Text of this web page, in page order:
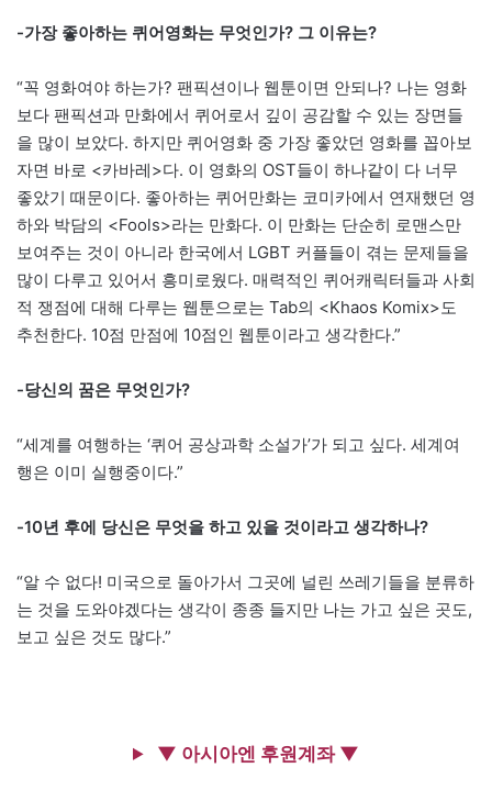
-가장 좋아하는 퀴어영화는 무엇인가? 그 이유는?
“꼭 영화여야 하는가? 팬픽션이나 웹툰이면 안되나? 나는 영화
보다 팬픽션과 만화에서 퀴어로서 깊이 공감할 수 있는 장면들
을 많이 보았다. 하지만 퀴어영화 중 가장 좋았던 영화를 꼽아보
자면 바로 <카바레>다. 이 영화의 OST들이 하나같이 다 너무
좋았기 때문이다. 좋아하는 퀴어만화는 코미카에서 연재했던 영
하와 박담의 <Fools>라는 만화다. 이 만화는 단순히 로맨스만
보여주는 것이 아니라 한국에서 LGBT 커플들이 겪는 문제들을
많이 다루고 있어서 흥미로웠다. 매력적인 퀴어캐릭터들과 사회
적 쟁점에 대해 다루는 웹툰으로는 Tab의 <Khaos Komix>도
추천한다. 10점 만점에 10점인 웹툰이라고 생각한다.”
-당신의 꿈은 무엇인가?
“세계를 여행하는 ‘퀴어 공상과학 소설가’가 되고 싶다. 세계여
행은 이미 실행중이다.”
-10년 후에 당신은 무엇을 하고 있을 것이라고 생각하나?
“알 수 없다! 미국으로 돌아가서 그곳에 널린 쓰레기들을 분류하
는 것을 도와야겠다는 생각이 종종 들지만 나는 가고 싶은 곳도,
보고 싶은 것도 많다.”
▼ 아시아엔 후원계좌 ▼